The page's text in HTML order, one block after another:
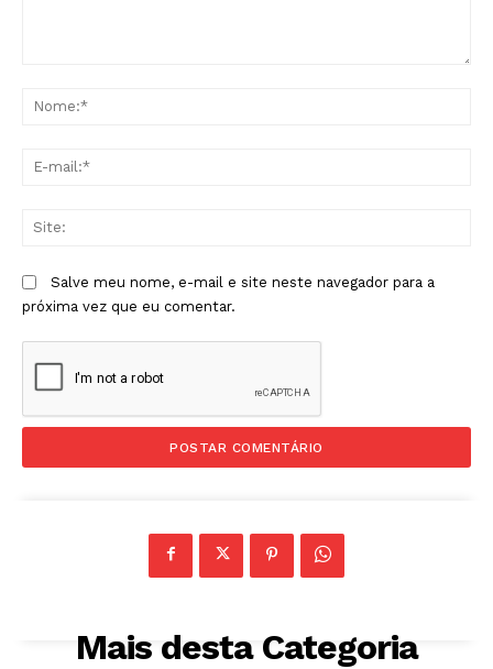
Salve meu nome, e-mail e site neste navegador para a
próxima vez que eu comentar.
Mais desta Categoria